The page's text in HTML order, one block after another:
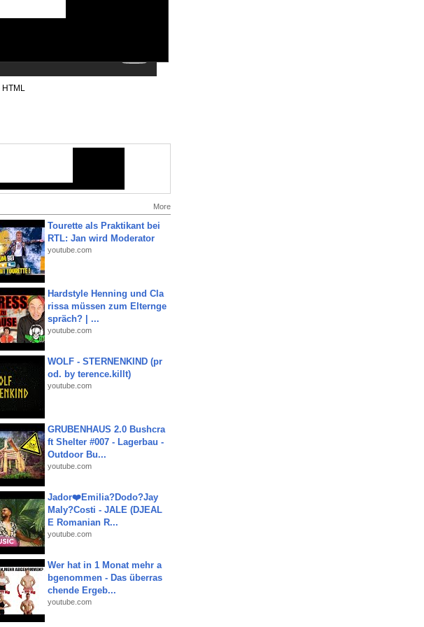
HTML
More
Tourette als Praktikant bei
RTL: Jan wird Moderator
youtube.com
Hardstyle Henning und Cla
rissa müssen zum Elternge
spräch? | ...
youtube.com
WOLF - STERNENKIND (pr
od. by terence.killt)
youtube.com
GRUBENHAUS 2.0 Bushcra
ft Shelter #007 - Lagerbau -
Outdoor Bu...
youtube.com
Jador❤️Emilia?Dodo?Jay
Maly?Costi - JALE (DJEAL
E Romanian R...
youtube.com
Wer hat in 1 Monat mehr a
bgenommen - Das überras
chende Ergeb...
youtube.com